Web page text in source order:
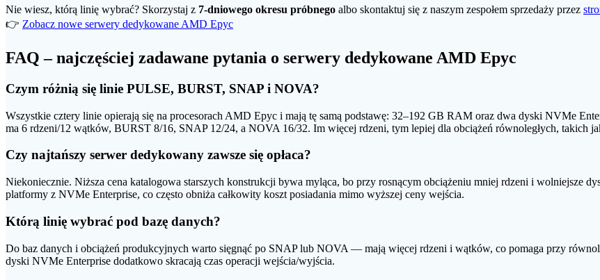
Nie wiesz, którą linię wybrać? Skorzystaj z 7-dniowego okresu próbnego albo skontaktuj się z naszym zespołem sprzedaży przez
👉 Zobacz nowe serwery dedykowane AMD Epyc
FAQ – najczęściej zadawane pytania o serwery dedykowane AMD Epyc
Czym różnią się linie PULSE, BURST, SNAP i NOVA?
Wszystkie cztery linie opierają się na procesorach AMD Epyc i mają tę samą podstawę: 32–192 GB RAM oraz dwa dyski NVMe
ma 6 rdzeni/12 wątków, BURST 8/16, SNAP 12/24, a NOVA 16/32. Im więcej rdzeni, tym lepiej dla obciążeń równoległych, takich
Czy najtańszy serwer dedykowany zawsze się opłaca?
Niekoniecznie. Niższa cena katalogowa starszych konstrukcji bywa myląca, bo przy rosnącym obciążeniu mniej rdzeni i wolniejsze
platformy z NVMe Enterprise, co często obniża całkowity koszt posiadania mimo wyższej ceny wejścia.
Którą linię wybrać pod bazę danych?
Do baz danych i obciążeń produkcyjnych warto sięgnąć po SNAP lub NOVA — mają więcej rdzeni i wątków, co pomaga przy
dyski NVMe Enterprise dodatkowo skracają czas operacji wejścia/wyjścia.